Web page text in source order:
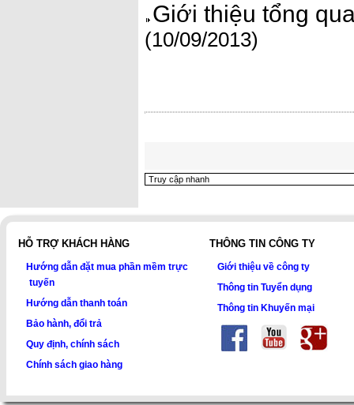
Giới thiệu tổng
(10/09/2013)
HỖ TRỢ KHÁCH HÀNG
Hướng dẫn đặt mua phần mềm trực
tuyến
Hướng dẫn thanh toán
Bảo hành, đổi trả
Quy định, chính sách
Chính sách giao hàng
THÔNG TIN CÔNG TY
Giới thiệu về công ty
Thông tin Tuyển dụng
Thông tin Khuyến mại